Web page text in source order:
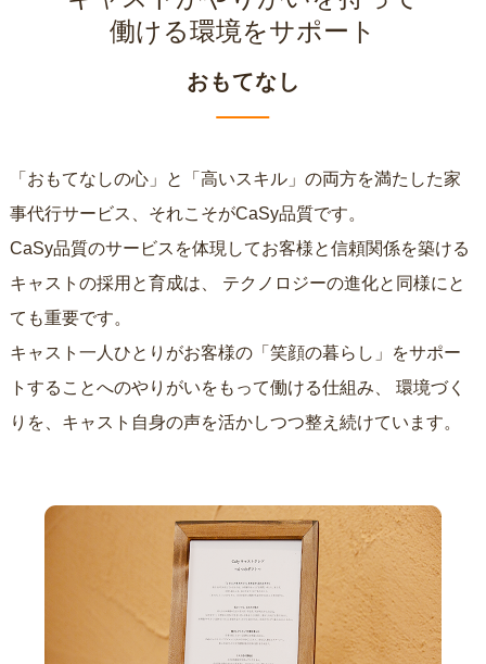
働ける環境をサポート
おもてなし
「おもてなしの心」と「高いスキル」の両方を満たした家
事代行サービス、それこそがCaSy品質です。
CaSy品質のサービスを体現してお客様と信頼関係を築ける
キャストの採用と育成は、
ても重要です。
キャスト一人ひとりがお客様の「笑顔の暮らし」をサポー
トすることへのやりがいをもって働ける仕組み、
りを、キャスト自身の声を活かしつつ整え続けています。